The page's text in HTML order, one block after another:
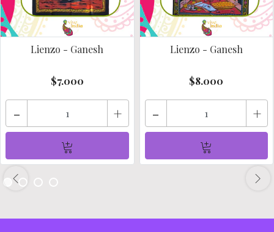
Lienzo - Ganesh
$7.000
- +
Lienzo - Ganesh
$8.000
- +